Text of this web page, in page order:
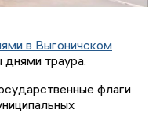
в Выгоничском
траура.
флаги